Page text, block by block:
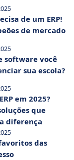
de um ERP!
de mercado
software você
sua escola?
em 2025?
que
diferença
das